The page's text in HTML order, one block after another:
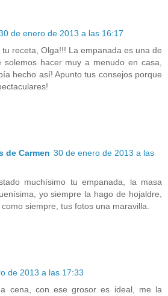
de enero de 2013 a las 16:17
receta, Olga!!! La empanada es una de
solemos hacer muy a menudo en casa,
hecho así! Apunto tus consejos porque
de Carmen 30 de enero de 2013 a las
muchísimo tu empanada, la masa
yo siempre la hago de hojaldre,
siempre, tus fotos una maravilla.
de 2013 a las 17:33
cena, con ese grosor es ideal, me la